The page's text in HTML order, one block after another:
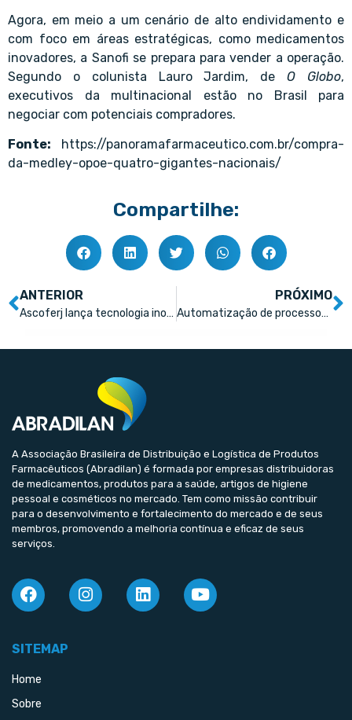
Agora, em meio a um cenário de alto endividamento e
com foco em áreas estratégicas, como medicamentos
inovadores, a Sanofi se prepara para vender a operação.
Segundo o colunista Lauro Jardim, deO Globo,
executivos da multinacional estão no Brasil para
negociar com potenciais compradores.
Fonte: https://panoramafarmaceutico.com.br/compra-
da-medley-opoe-quatro-gigantes-nacionais/
Compartilhe:
ANTERIOR
Ascoferj lança tecnologia inovadora para organizar documentação das farmácias
PRÓXIMO
Automatização de processos é aliada estratégica para farmácias
A Associação Brasileira de Distribuição e Logística de Produtos
Farmacêuticos (Abradilan) é formada por empresas distribuidoras
de medicamentos, produtos para a saúde, artigos de higiene
pessoal e cosméticos no mercado. Tem como missão contribuir
para o desenvolvimento e fortalecimento do mercado e de seus
membros, promovendo a melhoria contínua e eficaz de seus
serviços.
SITEMAP
Home
Sobre